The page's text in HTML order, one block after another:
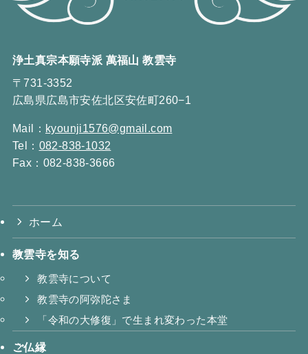
浄土真宗本願寺派 萬福山 教雲寺
〒731-3352
広島県広島市安佐北区安佐町260−1
Mail： kyounji1576@gmail.com
Tel： 082-838-1032
Fax：082-838-3666
ホーム
教雲寺を知る
教雲寺について
教雲寺の阿弥陀さま
「令和の大修復」で生まれ変わった本堂
ご仏縁